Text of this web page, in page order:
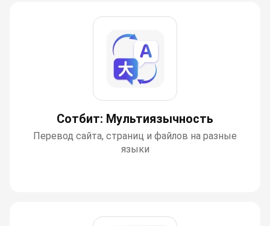
Сотбит: Мультиязычность
Перевод сайта, страниц и файлов на разные
языки